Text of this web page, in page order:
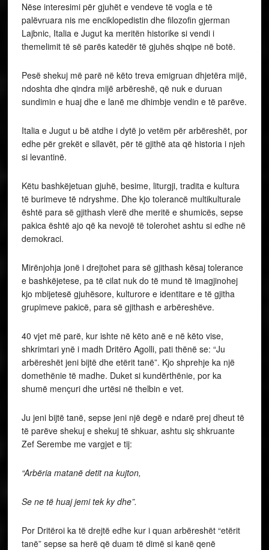
Nëse interesimi për gjuhët e vendeve të vogla e të
palëvruara nis me enciklopedistin dhe filozofin gjerman
Lajbnic, Italia e Jugut ka meritën historike si vendi i
themelimit të së parës katedër të gjuhës shqipe në botë.
Pesë shekuj më parë në këto treva emigruan dhjetëra mijë,
ndoshta dhe qindra mijë arbëreshë, që nuk e duruan
sundimin e huaj dhe e lanë me dhimbje vendin e të parëve.
Italia e Jugut u bë atdhe i dytë jo vetëm për arbëreshët, por
edhe për grekët e sllavët, për të gjithë ata që historia i njeh
si levantinë.
Këtu bashkëjetuan gjuhë, besime, liturgji, tradita e kultura
të burimeve të ndryshme. Dhe kjo tolerancë multikulturale
është para së gjithash vlerë dhe meritë e shumicës, sepse
pakica është ajo që ka nevojë të tolerohet ashtu si edhe në
demokraci.
Mirënjohja jonë i drejtohet para së gjithash kësaj tolerance
e bashkëjetese, pa të cilat nuk do të mund të imagjinohej
kjo mbijetesë gjuhësore, kulturore e identitare e të gjitha
grupimeve pakicë, para së gjithash e arbëreshëve.
40 vjet më parë, kur ishte në këto anë e në këto vise,
shkrimtari ynë i madh Dritëro Agolli, pati thënë se: “Ju
arbëreshët jeni bijtë dhe etërit tanë”. Kjo shprehje ka një
domethënie të madhe. Duket si kundërthënie, por ka
shumë mençuri dhe urtësi në thelbin e vet.
Ju jeni bijtë tanë, sepse jeni një degë e ndarë prej dheut të
të parëve shekuj e shekuj të shkuar, ashtu siç shkruante
Zef Serembe me vargjet e tij:
“Arbëria matanë detit na kujton,
Se ne të huaj jemi tek ky dhe”.
Por Dritëroi ka të drejtë edhe kur i quan arbëreshët “etërit
tanë” sepse sa herë që duam të dimë si kanë qenë